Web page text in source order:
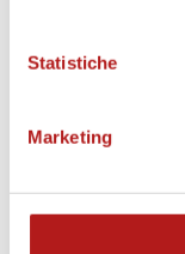
Statistiche
Marketing